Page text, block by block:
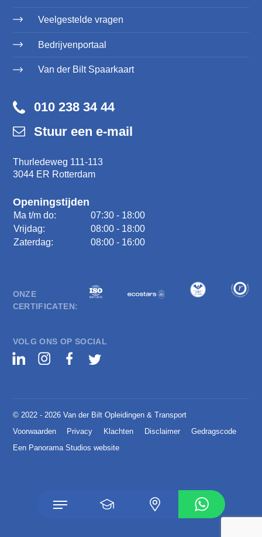
Veelgestelde vragen
Bedrijvenportaal
Van der Bilt Spaarkaart
010 238 34 44
Stuur een e-mail
Thurledeweg 111-113
3044 ER Rotterdam
Openingstijden
Ma t/m do:
07:30 - 18:00
Vrijdag:
08:00 - 18:00
Zaterdag:
08:00 - 16:00
ONZE
CERTIFICATEN:
VOLG ONS OP SOCIAL
© 2022 - 2026 Van der Bilt Opleidingen & Transport
Voorwaarden
Privacy Klachten Disclaimer
Gedragscode
Een Panorama Studios website